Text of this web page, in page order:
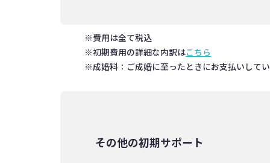
※費用は全て税込
※初期費用の詳細な内訳はこちら
※成婚料：ご成婚に至ったときにお支払いして
その他の初期サポート